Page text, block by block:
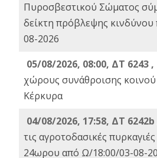
Πυροσβεστικού Σώματος
δείκτη πρόβλεψης κινδύνου
08-2026
05/08/2026, 08:00, ΔΤ 6243 ,
χώρους συνάθροισης κοινού
Κέρκυρα
04/08/2026, 17:58, ΔΤ 6242b
τις αγροτοδασικές
24ωρου από Ω/18:00/03-08-